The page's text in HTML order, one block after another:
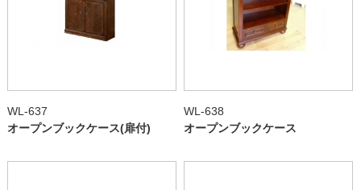
WL-637
オープンブックケース(扉付)
WL-638
オープンブックケース